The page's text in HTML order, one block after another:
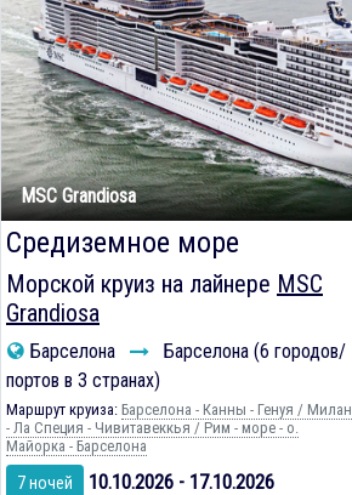
MSC Grandiosa
Средиземное море
Морской круиз на лайнере MSC
Grandiosa
Барселона
Барселона (6 городов/
портов в 3 странах)
Маршрут круиза: Барселона - Канны - Генуя / Милан
- Ла Специя - Чивитавеккья / Рим - море - о.
Майорка - Барселона
7 ночей 10.10.2026 - 17.10.2026